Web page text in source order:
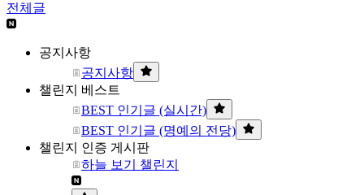
전체글
공지사항
공지사항
챌린지 베스트
BEST 인기글 (실시간)
BEST 인기글 (명예의 전당)
챌린지 인증 게시판
하늘 보기 챌린지